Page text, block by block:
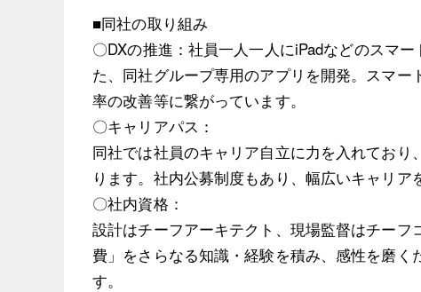
■同社の取り組み
〇DXの推進：社員一人一人にiPadなどのスマ
た、同社グループ専用のアプリを開発。スマ
率の改善等に繋がっています。
〇キャリアパス：
同社では社員のキャリア自立に力を入れてお
ります。社内公募制度もあり、幅広いキャリア
〇社内資格：
設計はチーフアーキテクト、現場監督はチー
費」をさらなる知識・経験を積み、感性を磨
す。